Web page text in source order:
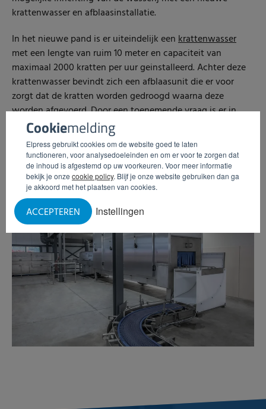
Cookiemelding
Elpress gebruikt cookies om de website goed te laten
functioneren, voor analysedoeleinden en om er voor te zorgen dat
de inhoud is afgestemd op uw voorkeuren. Voor meer informatie
bekijk je onze cookie policy. Blijf je onze website gebruiken dan ga
je akkoord met het plaatsen van cookies.
Instellingen
ACCEPTEREN
krattenwasser en afblaasinstallatie.
In het nieuwe pand is er uiteindelijk eenkrattenwasser
met een lengte van ruim 10 meter en capaciteit van
maximaal 2000 kratten per uur geinstalleerd. Achter deze
krattenwasser bevindt zich een afblaasunit die er voor
zorgt dat de kratten worden gedroogd waarna deze
worden afgevoerd. Door een toenemende vraag is er in
2018 een tweede krattenwasser geleverd, met een
vergelijkbare capaciteit. Wederom met een krachtige
afblaasunit.